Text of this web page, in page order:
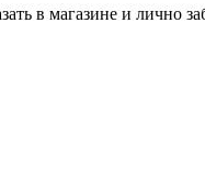
в магазине и лично